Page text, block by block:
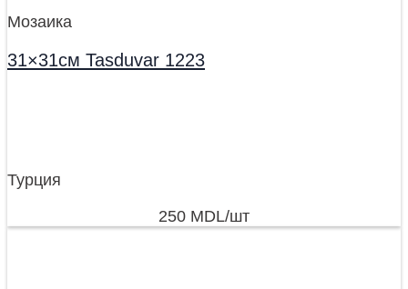
Мозаика
31×31см Tasduvar 1223
Турция
250 MDL/шт